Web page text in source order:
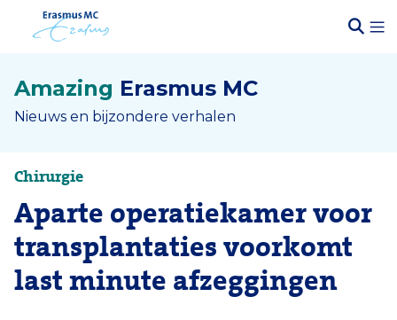
Amazing Erasmus MC
Nieuws en bijzondere verhalen
Chirurgie
Aparte operatiekamer voor
transplantaties voorkomt
last minute afzeggingen